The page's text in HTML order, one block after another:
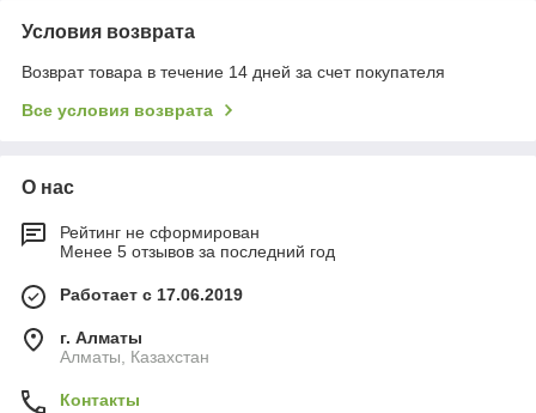
Условия возврата
Возврат товара в течение 14 дней за счет покупателя
Все условия возврата
О нас
Рейтинг не сформирован
Менее 5 отзывов за последний год
Работает с 17.06.2019
г. Алматы
Алматы, Казахстан
Контакты